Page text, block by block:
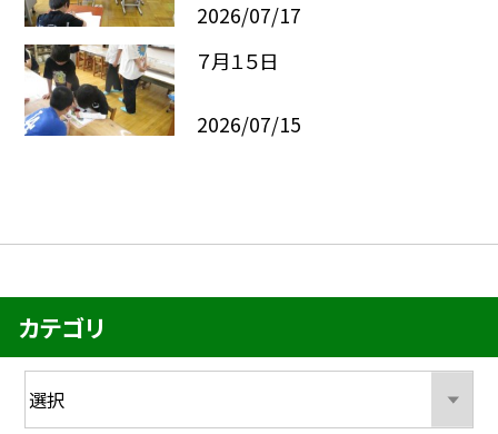
2026/07/17
７月１５日
2026/07/15
カテゴリ